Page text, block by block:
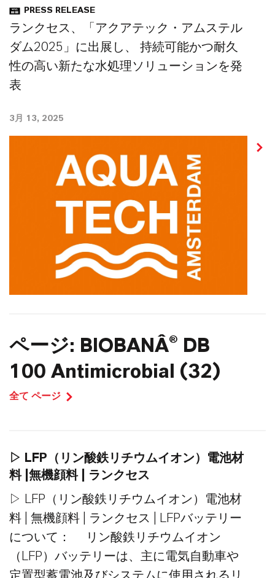
PRESS RELEASE
ランクセス、「アクアテック・アムステル
ダム2025」に出展し、 持続可能かつ耐久
性の高い新たな水処理ソリューションを発
表
3月 13, 2025
ページ: BIOBANÂ® DB
100 Antimicrobial (32)
全て ページ
▷ LFP（リン酸鉄リチウムイオン）電池材
料 |無機顔料 | ランクセス
▷ LFP（リン酸鉄リチウムイオン）電池材
料 | 無機顔料 | ランクセス | LFPバッテリー
について： リン酸鉄リチウムイオン
（LFP）バッテリーは、主に電気自動車や
定置型蓄電池及びシステムに使用されるリ